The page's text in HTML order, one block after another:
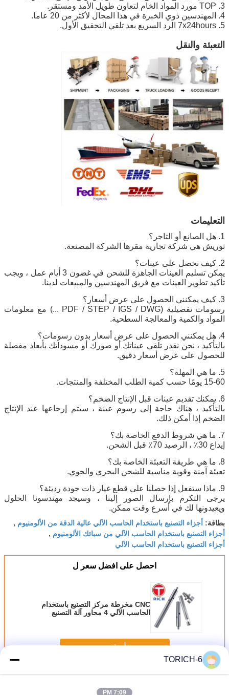
3. TOP مورد المواد الخام لتعاون طويل الأمد ومستقر.
4. المهندسين ذوي الخبرة في هذا المجال لأكثر من 20 عاما.
5. 7x24hours الرد السريع بعد تلقي التحقيق الأول.
التعبئة والنقل
التعليمات
1. هل الصانع أو التاجر؟
توريش هي شركة تجارية مقرها الشركة المصنعة.
2. كيف نحصل على عينات؟
يمكن تسليم العينات الجاهزة للشحن في غضون 3 أيام عمل ، ويجب
تأكيد تطوير العينات مع فريق المهندسين والمبيعات لدينا.
3. كيف يمكنني الحصول على عرض أسعار؟
رسومات تفصيلية (PDF / STEP / IGS / DWG ...) مع معلومات
المواد والكمية والمعالجة السطحية.
4. هل يمكنني الحصول على عرض أسعار بدون رسومات؟
بالتأكيد ، نحن نقدر تلقي عيناتك أو صورك أو مسوداتك بأبعاد مفصلة
للحصول على عرض أسعار دقيق.
5. ما هي المهلة؟
15-60 يومًا حسب كمية الطلب المختلفة والمنتجات.
6. يمكنك تقديم عينات قبل الإنتاج الضخم؟
بالتأكيد ، هناك حاجة إلى رسوم عينة ، سيتم إرجاعها عند الإنتاج
الضخم إذا أمكن ذلك.
7. ما هي شروط الدفع الخاصة بك؟
إيداع 30٪ ، الرصيد 70٪ قبل الشحن.
8. ما هي طريقة التعبئة الخاصة بك؟
تعبئة آمنة وقوية مناسبة للشحن البحري والجوي.
9. ماذا ستفعل إذا حصلنا على قطع غيار ذات جودة رديئة؟
يرجى التكرم بإرسال الصور إلينا ، وسيجد مهندسونا الحلول
ويعيدونها لك في أسرع وقت ممكن.
بطاقة: أجزاء التصنيع باستخدام الحاسب الآلي عالية الدقة من الألومنيوم ,
أجزاء التصنيع باستخدام الحاسب الآلي من سبائك الألومنيوم ,
أجزاء التصنيع باستخدام الحاسب الآلي
احصل على افضل سعر ل
CNC مخرطة مركز التصنيع باستخدام
الحاسب الآلي 4 محاور آلة التصنيع
الدقة
استمر
أكثرقطع الألومنيوم باستخدام الحاسب الآلي
TORICH-6
7:09 PM